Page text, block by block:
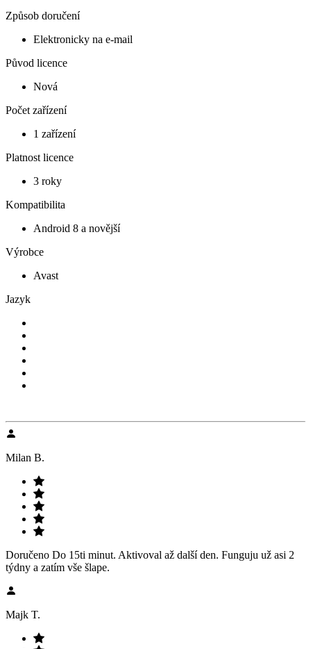
Způsob doručení
Elektronicky na e-mail
Původ licence
Nová
Počet zařízení
1 zařízení
Platnost licence
3 roky
Kompatibilita
Android 8 a novější
Výrobce
Avast
Jazyk
Milan B.
Doručeno Do 15ti minut. Aktivoval až další den. Funguju už asi 2
týdny a zatím vše šlape.
Majk T.